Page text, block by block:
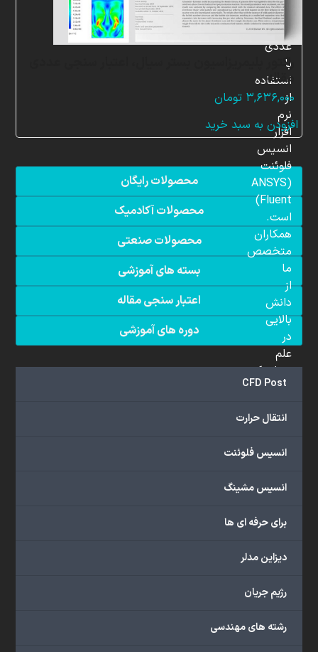
راکتور پلیمریزاسیون بستر سیال، اعتبار سنجی عددی
مقاله
۳,۶۳۶,۰۰۰ تومان
افزودن به سبد خرید
محصولات رایگان
محصولات آکادمیک
محصولات صنعتی
بسته های آموزشی
اعتبار سنجی مقاله
دوره های آموزشی
CFD Post
انتقال حرارت
انسیس فلوئنت
انسیس مشینگ
برای حرفه ای ها
دیزاین مدلر
رژیم جریان
رشته های مهندسی
شبیه
سازی
عددی
با
استفاده
از
نرم
افزار
انسیس
فلوئنت
(ANSYS
Fluent)
است.
همکاران
متخصص
ما
از
دانش
بالایی
در
علم
دینامیک
سیالات
(CFD)
هستند.
ما
گسترده‌ای
با
دانشگاهی،
صنعتی